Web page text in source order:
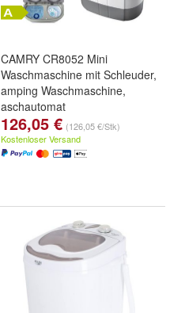
CAMRY CR8052 Mini
Waschmaschine mit Schleuder,
amping Waschmaschine,
aschautomat
126,05 € (126,05 €/Stk)
Kostenloser Versand